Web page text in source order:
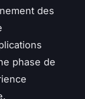
des
phase de